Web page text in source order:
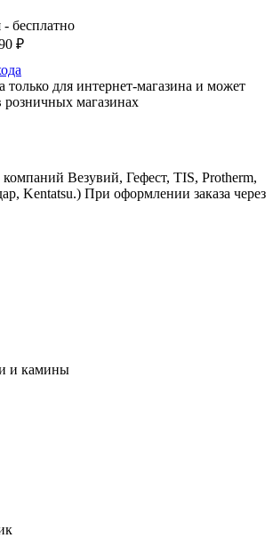
бесплатно
₽
только для интернет-магазина и может
розничных магазинах
Везувий, Гефест, TIS, Protherm,
Kentatsu.) При оформлении заказа через
и камины